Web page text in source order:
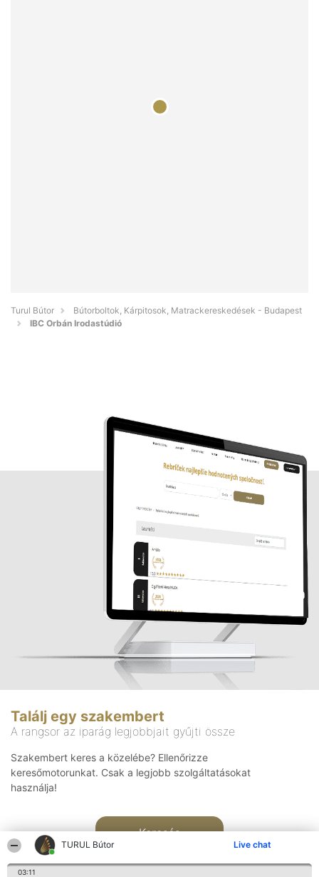
TURUL Bútor Live chat
03:11
Turul Bútor
Bútorboltok, Kárpitosok, Matrackereskedések - Budapest
IBC Orbán Irodastúdió
Találj egy szakembert
A rangsor az iparág legjobbjait gyűjti össze
Szakembert keres a közelébe? Ellenőrizze
keresőmotorunkat. Csak a legjobb szolgáltatásokat
használja!
Keresés